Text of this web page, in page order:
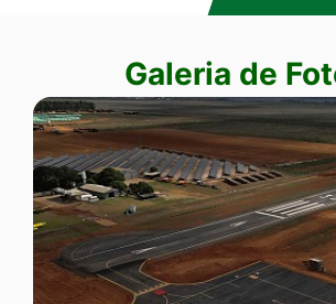
Seção Galeria de Fotos
Galeria de